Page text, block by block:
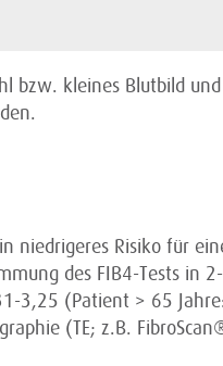
bzw. kleines Blutbild und
niedrigeres Risiko für
des FIB4-Tests in
3,25 (Patient > 65 Jahre:
(TE; z.B.